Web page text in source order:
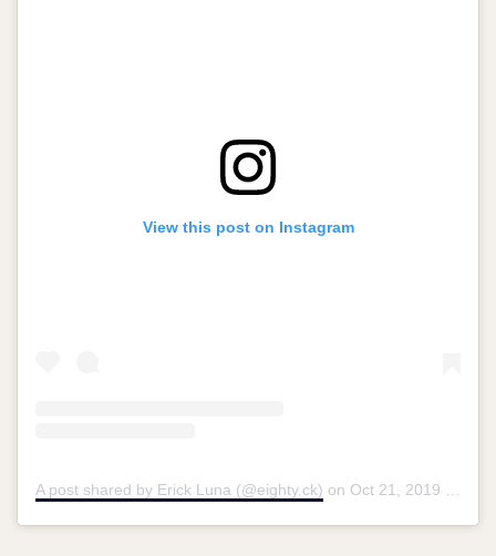
View this post on Instagram
A post shared by Erick Luna (@eighty.ck) on Oct 21, 2019 at 10:58am PDT